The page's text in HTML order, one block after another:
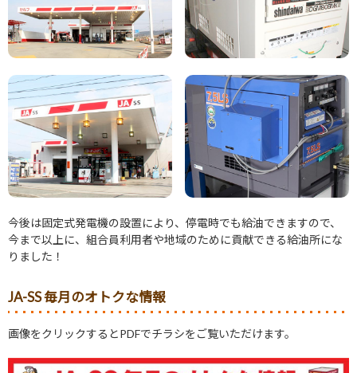
今後は固定式発電機の設置により、停電時でも給油できますので、
今まで以上に、組合員利用者や地域のために貢献できる給油所にな
りました！
JA-SS 毎月のオトクな情報
画像をクリックするとPDFでチラシをご覧いただけます。